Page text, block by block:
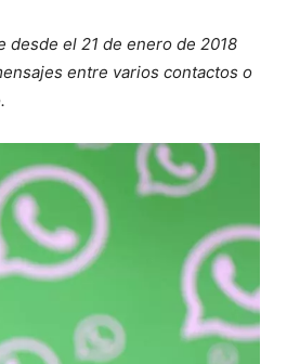
desde el 21 de enero de 2018
entre varios contactos o